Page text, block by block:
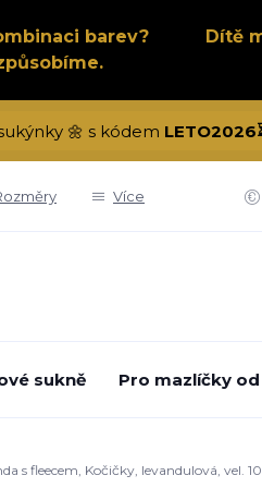
barev?
Dítě
🌼 s kódem LETO2026
Více
sukně Pro mazlíčky od
s fleecem, Kočičky, levandulová, vel.